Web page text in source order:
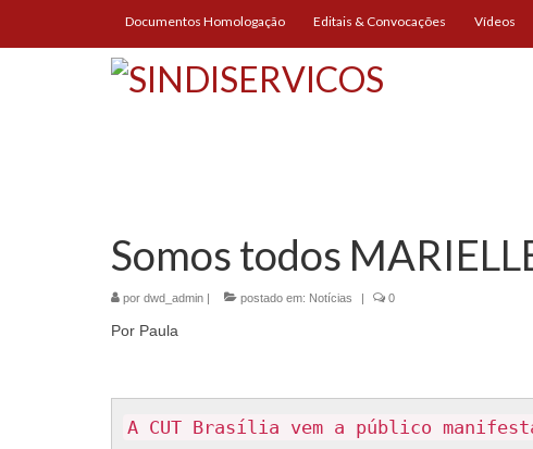
Documentos Homologação Editais & Convocações Vídeos
Somos todos
por dwd_admin | postado em: Notícias | 0
Por Paula
A CUT Brasília vem a público